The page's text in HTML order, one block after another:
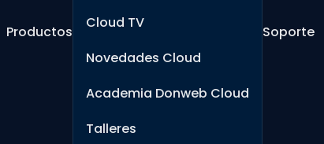
Productos
Cloud TV
Novedades Cloud
Academia Donweb Cloud
Talleres
Soporte